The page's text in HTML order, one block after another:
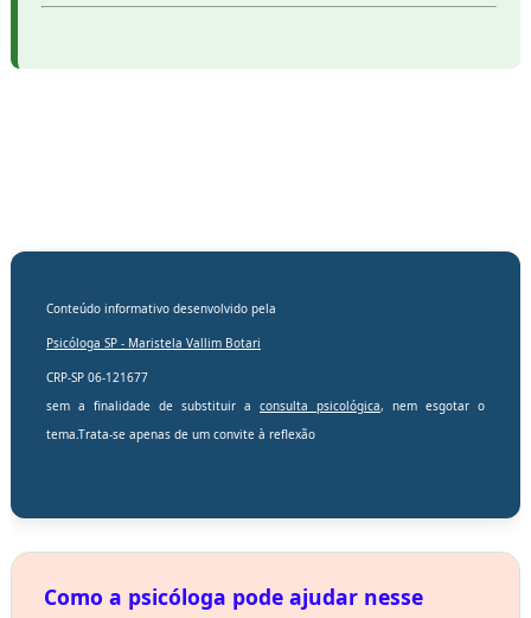
Conteúdo informativo desenvolvido pela
Psicóloga SP - Maristela Vallim Botari
CRP-SP 06-121677
sem a finalidade de substituir a consulta psicológica, nem esgotar o
tema.Trata-se apenas de um convite à reflexão
Como a psicóloga pode ajudar nesse